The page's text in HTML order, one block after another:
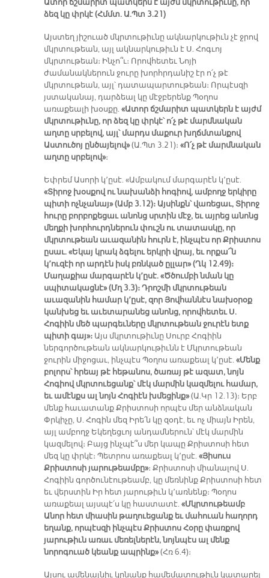
Ատոր ճշմարիտ պատկերն է այժմ մկրտութիւնը, որ
ձեզ կը փրկէ (Հմմտ. Ա.Պտ 3.21)
Այստեղ յիշուած մկրտութիւնը ակնարկութիւն չէ ջրով
մկրտութեան, այլ ակնարկութիւն է Ս. Հոգւոյ
մկրտութեան։ Ինչո՞ւ։ Որովհետեւ Նոյի
ժամանակներուն ջուրը խորհրդանիշ էր ո՛չ թէ
մկրտութեան, այլ՝ դատապարտութեան։ Որպէսզի
յստականայ, դարձեալ կը մէջբերենք Պօղոս
առաքեալի խօսքը. «Ատոր ճշմարիտ պատկերն է այժմ
մկրտութիւնը, որ ձեզ կը փրկէ՝ ո՛չ թէ մարմնական
աղտը սրբելով, այլ՝ մարդս մաքուր խղճմտանքով
Աստուծոյ ընծայելով»(Ա.Պտ 3.21)։ «Ո՛չ թէ մարմնական
աղտը սրբելով»։
Եփրեմ Ասորի կ՚ըսէ. «Ամբակում մարգարէն կ՚ըսէ.
«Տիրոջ խօսքով ու նախանձի հոգիով, ամբողջ երկիրը
պիտի ոչնչանայ» (Ամբ 3.12)։ Այսինքն՝ վառեցաւ, Տիրոջ
հուրը բորբոքեցաւ անոնց սրտին մէջ, եւ այրեց անոնց
մեղքի խորհուրդներուն փուշն ու տատասկը, որ
մկրտութեան աւազանին հուրն է, ինչպէս որ Քրիստոս
ըսաւ. «Եկայ կրակ ձգելու երկրի վրայ, եւ որքա՜ն
կ՚ուզէի որ արդէն իսկ բռնկած ըլլար» (Ղկ 12.49)։
Մաղաքիա մարգարէն կ՚ըսէ. «Ծծումբի նման կը
սպիտակացնէ» (Մղ 3.3)։ Դրոշմի մկրտութեան
աւազանին համար կ՚ըսէ, զոր Յովհաննէս նախօրօք
կանխեց եւ աւետարանեց անոնց, որովհետեւ Ս.
Հոգիին մեծ պարգեւները մկրտութեան ջուրէն ետք
պիտի գայ»։ Այս մկրտութիւնը Սուրբ Հոգիին
ներգործութեան ակնարկութիւնն է Մկրտութեան
ջուրին միջոցաւ, ինչպէս Պօղոս առաքեալ կ՚ըսէ. «Մենք
բոլորս՝ հրեայ թէ հեթանոս, ծառայ թէ ազատ, նոյն
Հոգիով մկրտուեցանք՝ մէկ մարմին կազմելու համար,
եւ ամէնքս ալ նոյն Հոգիէն խմեցինք»(Ա.Կր 12.13)։ Երբ
մենք հաւատանք Քրիստոսի որպէս մեր անձնական
Փրկիչը, Ս. Հոգին մեզ Իրե՛ն կը զօդէ, եւ ոչ միայն Իրեն,
այլ ամբողջ Եկեղեցւոյ անդամներուն՝ մէկ մարմին
կազմելով։ Բայց ինչպէ՞ս մեր կապը Քրիստոսի հետ
մեզ կը փրկէ։ Պետրոս առաքեալ կ՚ըսէ. «Յիսուս
Քրիստոսի յարութեամբը»։ Քրիստոսի միանալով Ս.
Հոգիին գործունէութեամբ, կը մեռնինք Քրիստոսի հետ
եւ վերստին Իր հետ յարութիւն կ՚առնենք։ Պօղոս
առաքեալ այսպէ՛ս կը հաստատէ. «Մկրտութեամբ
Անոր հետ միասին թաղուեցանք եւ մահուան հաղորդ
եղանք, որպէսզի ինչպէս Քրիստոս Հօրը փառքով
յարութիւն առաւ մեռելներէն, նոյնպէս ալ մենք
նորոգուած կեանք ապրինք»(Հռ 6.4)։
Այսու ամենայնիւ կրնանք համեմատութիւն կատարել